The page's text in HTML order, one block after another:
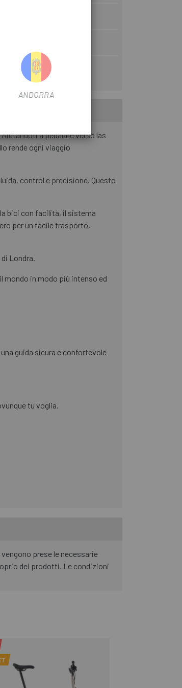
a pedalare verso las
rende ogni viaggio
control e precisione. Questo
bici con facilità, il sistema
per un facile trasporto,
Londra.
mondo in modo più intenso ed
guida sicura e confortevole
tu voglia.
prese le necessarie
dei prodotti. Le condizioni
ANDORRA